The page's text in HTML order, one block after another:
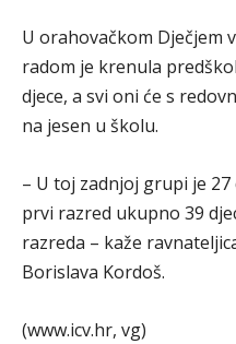
U orahovačkom Dječjem
radom je krenula
djece, a svi oni će s
na jesen u školu.
– U toj zadnjoj grupi je 27
prvi razred ukupno 39
razreda – kaže
Borislava Kordoš.
(www.icv.hr, vg)